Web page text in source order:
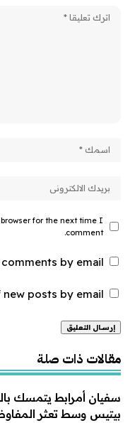
for the next time I
comment.
by email.
posts by email.
مقالات ذات صلة
سفيان أمرابط يتمسك
بيتيس وسط تعثر